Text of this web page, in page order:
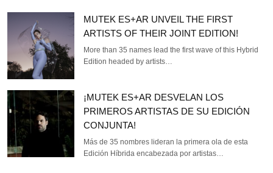
MUTEK ES+AR UNVEIL THE FIRST
ARTISTS OF THEIR JOINT EDITION!
More than 35 names lead the first wave of this Hybrid
Edition headed by artists…
¡MUTEK ES+AR DESVELAN LOS
PRIMEROS ARTISTAS DE SU EDICIÓN
CONJUNTA!
Más de 35 nombres lideran la primera ola de esta
Edición Híbrida encabezada por artistas…